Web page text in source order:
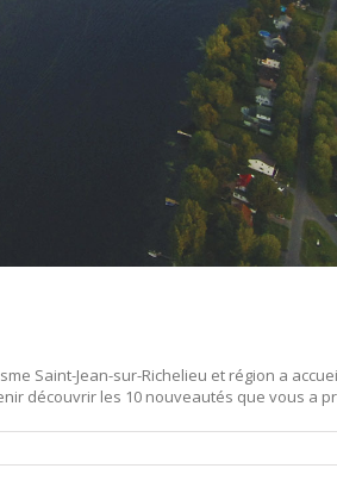
Saint-Jean-sur-Richelieu et région a
découvrir les 10 nouveautés que vous a